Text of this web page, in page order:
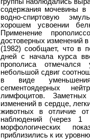
содержания мочевины в
водно-спиртовую
хорошем усвоении
Применение
достоверных изменений
(1982) сообщает, что в
дней с начала курса
прополиса отмечался
небольшой сдвиг
в виде
сегментоядерных
лимфоцитов. Заметных
изменений в сердце,
животных в отличие
наблюдений (через 1
морфологических
приблизились к их